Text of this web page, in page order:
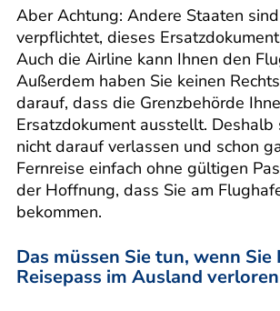
Aber Achtung: Andere Staaten
verpflichtet, dieses
Auch die Airline kann Ihnen den
Außerdem haben Sie keinen
darauf, dass die Grenzbehörde
Ersatzdokument ausstellt. Deshalb
nicht darauf verlassen und schon
Fernreise einfach ohne gültigen
der Hoffnung, dass Sie am
bekommen.
Das müssen Sie tun, wenn Sie
Reisepass im Ausland